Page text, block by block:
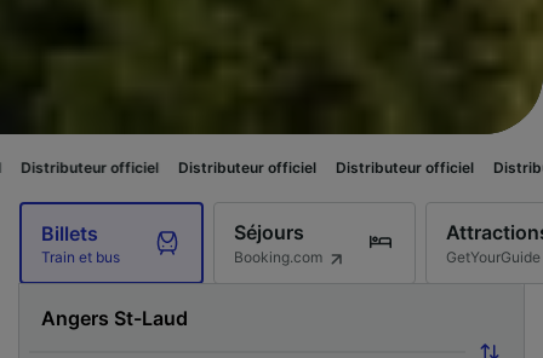
Distributeur officiel Distributeur officiel Distributeur officiel
Billets
Train et bus
Séjours
Booking.com GetYourGuide